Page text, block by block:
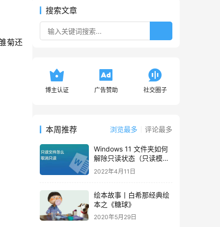
菊还
搜索文章
博主认证 广告赞助 社交圈子
本周推荐 浏览最多 评论最多
Windows 11 文件夹如何
解除只读状态（只读模
式）
2022年4月11日
绘本故事丨白希那经典绘
本之《糖球》
2020年5月29日